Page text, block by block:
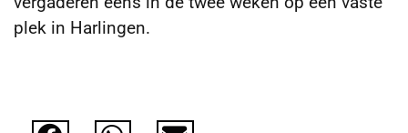
plek in Harlingen.